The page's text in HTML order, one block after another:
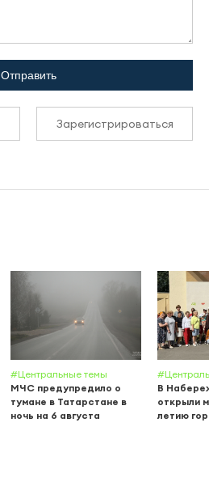
Отправить
Зарегистрироваться
#Центральные темы
МЧС предупредило о
тумане в Татарстане в
ночь на 6 августа
В
открыли
летию